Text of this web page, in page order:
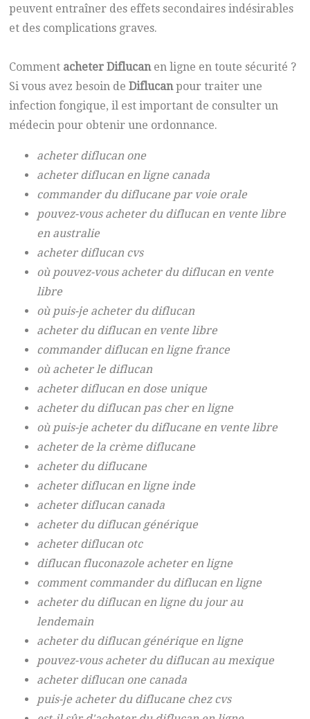
peuvent entraîner des effets secondaires indésirables
et des complications graves.
Comment acheter Diflucanen ligne en toute sécurité ?
Si vous avez besoin de Diflucanpour traiter une
infection fongique, il est important de consulter un
médecin pour obtenir une ordonnance.
acheter diflucan one
acheter diflucan en ligne canada
commander du diflucane par voie orale
pouvez-vous acheter du diflucan en vente libre
en australie
acheter diflucan cvs
où pouvez-vous acheter du diflucan en vente
libre
où puis-je acheter du diflucan
acheter du diflucan en vente libre
commander diflucan en ligne france
où acheter le diflucan
acheter diflucan en dose unique
acheter du diflucan pas cher en ligne
où puis-je acheter du diflucane en vente libre
acheter de la crème diflucane
acheter du diflucane
acheter diflucan en ligne inde
acheter diflucan canada
acheter du diflucan générique
acheter diflucan otc
diflucan fluconazole acheter en ligne
comment commander du diflucan en ligne
acheter du diflucan en ligne du jour au
lendemain
acheter du diflucan générique en ligne
pouvez-vous acheter du diflucan au mexique
acheter diflucan one canada
puis-je acheter du diflucane chez cvs